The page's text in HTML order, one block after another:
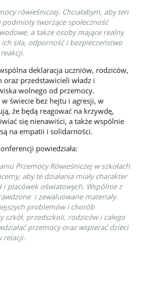
rówieśniczej. Chciałabym, aby ten
tworzące społeczność
a także osoby mające realny
siła, odporność i bezpieczeństwo
deklaracja uczniów, rodziców,
przedstawicieli władz i
wolnego od przemocy.
świecie bez hejtu i agresji, w
że będą reagować na krzywdę,
się nienawiści, a także wspólnie
na empatii i solidarności.
powiedziała:
Przemocy Rówieśniczej w szkołach
aby te działania miały charakter
i placówek oświatowych. Wspólnie z
i zewaluowane materiały.
problemów i chorób
szkół, przedszkoli, rodziców i całego
przemocy oraz wspierać dzieci
relacji.